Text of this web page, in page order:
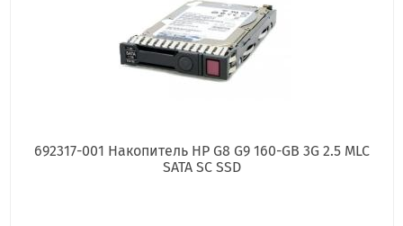
692317-001 Накопитель HP G8 G9 160-GB 3G 2.5 MLC
SATA SC SSD